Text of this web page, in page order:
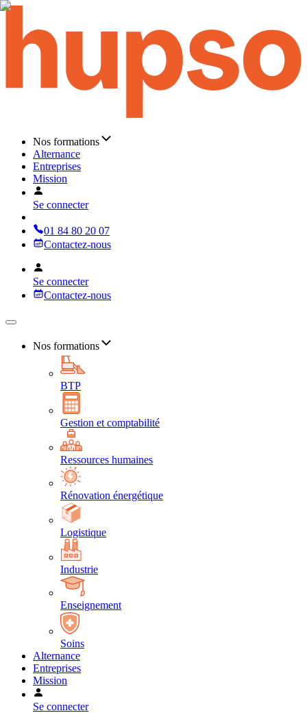
Nos formations
Alternance
Entreprises
Mission
Se connecter
01 84 80 20 07
Contactez-nous
Se connecter
Contactez-nous
Nos formations
BTP
Gestion et comptabilité
Ressources humaines
Rénovation énergétique
Logistique
Industrie
Enseignement
Soins
Alternance
Entreprises
Mission
Se connecter